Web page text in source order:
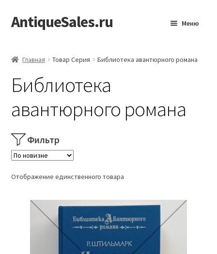
Перейти
к
Перейти
к
AntiqueSales.ru Меню
Главная Товар Серия Библиотека авантюрного романа
Библиотека
авантюрного романа
Фильтр
Отображение единственного товара